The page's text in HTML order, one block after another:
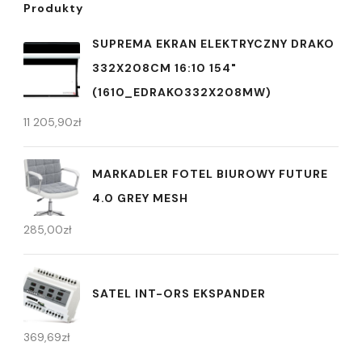
Produkty
SUPREMA EKRAN ELEKTRYCZNY DRAKO
332X208CM 16:10 154"
(1610_EDRAKO332X208MW)
11 205,90zł
MARKADLER FOTEL BIUROWY FUTURE
4.0 GREY MESH
285,00zł
SATEL INT-ORS EKSPANDER
369,69zł